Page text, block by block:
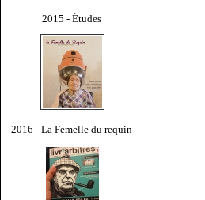
2015 - Études
2016 - La Femelle du requin